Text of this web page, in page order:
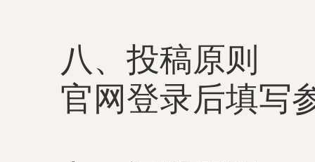
八、投稿原则
官网登录后填写